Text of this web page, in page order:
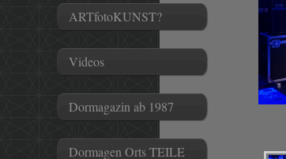
ARTfotoKUNST?
Videos
Dormagazin ab 1987
Dormagen Orts TEILE